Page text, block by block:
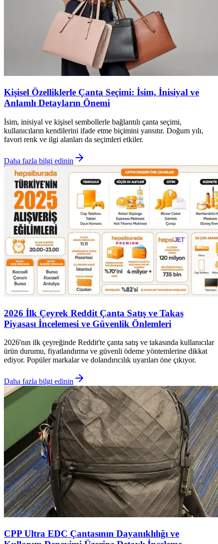
Kişisel Özelliklerle Çanta Seçimi: İsim, İnisiyal ve
Anlamlı Detayların Önemi
İsim, inisiyal ve kişisel sembollerle bağlantılı çanta seçimi,
kullanıcıların kendilerini ifade etme biçimini yansıtır. Doğum yılı,
favori renk ve ilgi alanları da seçimleri etkiler.
Daha fazla bilgi edinin
2026 İlk Çeyrek Reddit Çanta Satış ve Takas
Piyasası İncelemesi ve Güvenlik Önlemleri
2026'nın ilk çeyreğinde Reddit'te çanta satış ve takasında kullanıcılar
ürün durumu, fiyatlandırma ve güvenli ödeme yöntemlerine dikkat
ediyor. Popüler markalar ve dolandırıcılık uyarıları öne çıkıyor.
Daha fazla bilgi edinin
CPP Ultra EDC Çantasının Dayanıklılığı ve